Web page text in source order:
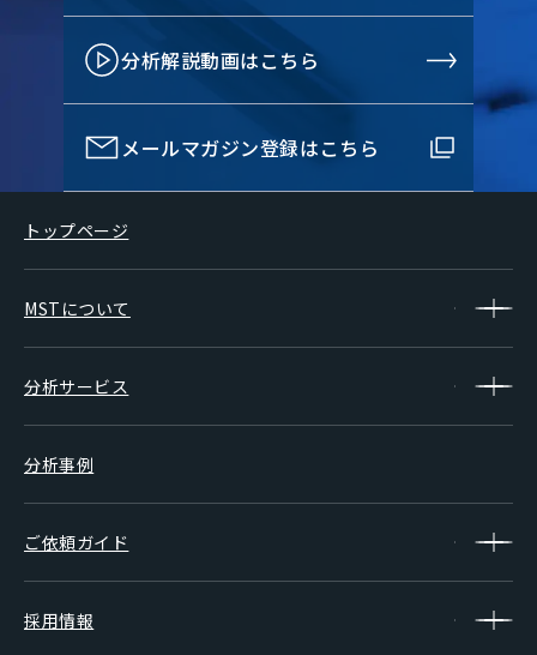
分析解説動画はこちら
メールマガジン登録はこちら
トップページ
MSTについて
分析サービス
分析事例
ご依頼ガイド
採用情報